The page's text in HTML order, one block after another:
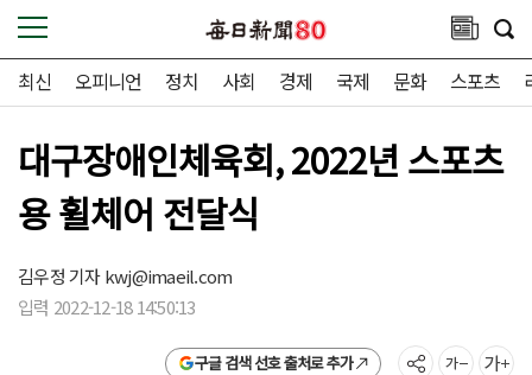
최신 오피니언 정치 사회 경제 국제 문화 스포츠
대구장애인체육회, 2022년 스포츠
용 휠체어 전달식
김우정 기자kwj@imaeil.com
입력 2022-12-18 14:50:13
구글 검색 선호 출처로 추가